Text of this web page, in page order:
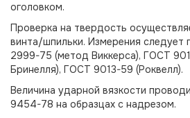
оголовком.
Проверка на твердость
винта/шпильки. Измерения
2999-75 (метод Виккерса), ГОСТ
Бринелля), ГОСТ 9013-59 (Роквелл).
Величина ударной вязкости
9454-78 на образцах с надрезом.